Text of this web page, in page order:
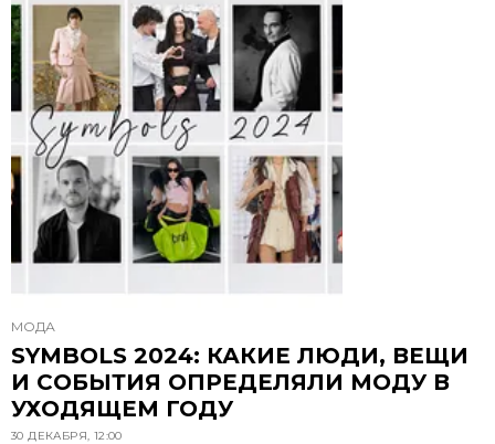
МОДА
SYMBOLS 2024: КАКИЕ ЛЮДИ, ВЕЩИ
И СОБЫТИЯ ОПРЕДЕЛЯЛИ МОДУ В
УХОДЯЩЕМ ГОДУ
30 ДЕКАБРЯ, 12:00